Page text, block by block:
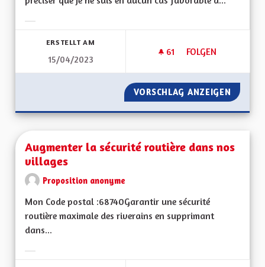
ERSTELLT AM
15/04/2023
61 61 FOLLOWER
FOLGEN
L'ALSACE DE
VORSCHLAG ANZEIGEN
Augmenter la sécurité routière dans nos
villages
Proposition anonyme
Mon Code postal :68740Garantir une sécurité
routière maximale des riverains en supprimant
dans...